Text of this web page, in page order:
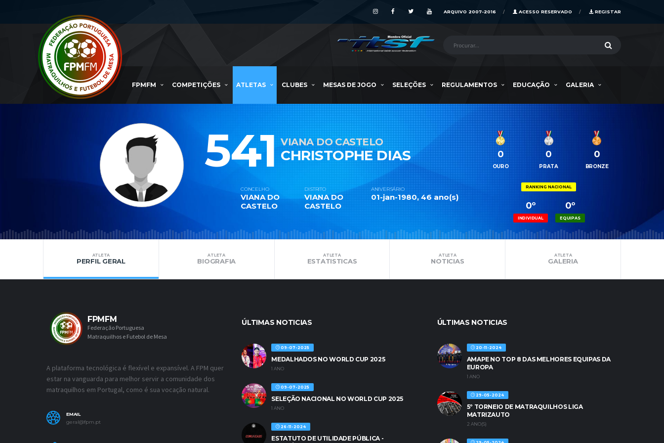
REGISTAR
ACESSO RESERVADO
ARQUIVO 2007-2016
FPMFM COMPETIÇÕES ATLETAS CLUBES MESAS DE JOGO SELEÇÕES REGULAMENTOS EDUCAÇÃO GALERIA
541 VIANA DO CASTELO
CHRISTOPHE DIAS
CONCELHO
VIANA DO
CASTELO
DISTRITO
VIANA DO
CASTELO
ANIVERSÁRIO
01-jan-1980, 46 ano(s)
0
OURO
0
PRATA
0
BRONZE
RANKING NACIONAL
0º
EQUIPAS
0º
INDIVIDUAL
ATLETA
PERFIL GERAL
ATLETA
BIOGRAFIA
ATLETA
ESTATISTICAS
ATLETA
NOTICIAS
ATLETA
GALERIA
FPMFM
Federação Portuguesa
Matraquilhos e Futebol de Mesa
A plataforma tecnológica é flexível e expansível. A FPM quer
estar na vanguarda para melhor servir a comunidade dos
matraquilhos em Portugal, como é sua vocação natural.
EMAIL
geral@fpm.pt
ÚLTIMAS NOTICIAS
09-07-2025
MEDALHADOS NO WORLD CUP 2025
1 ANO
09-07-2025
SELEÇÃO NACIONAL NO WORLD CUP 2025
1 ANO
26-11-2024
ESTATUTO DE UTILIDADE PÚBLICA -
ÚLTIMAS NOTICIAS
20-11-2024
AMAPE NO TOP 8 DAS MELHORES EQUIPAS DA
EUROPA
1 ANO
29-05-2024
5º TORNEIO DE MATRAQUILHOS LIGA
MATRIZAUTO
2 ANO(S)